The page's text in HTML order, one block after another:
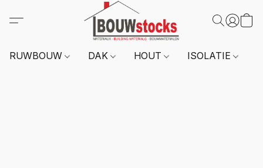
RUWBOUW DAK HOUT ISOLATIE